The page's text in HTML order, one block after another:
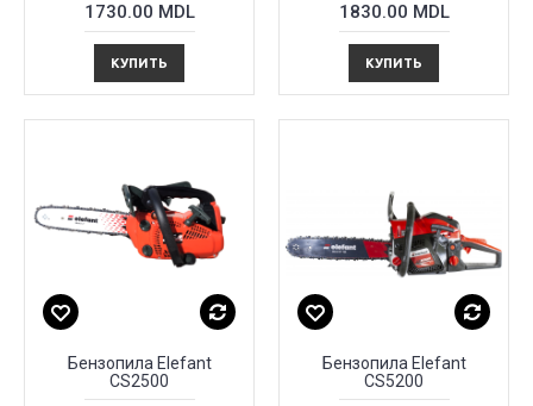
1730.00 MDL
КУПИТЬ
1830.00 MDL
КУПИТЬ
Бензопила Elefant
CS2500
Бензопила Elefant
CS5200